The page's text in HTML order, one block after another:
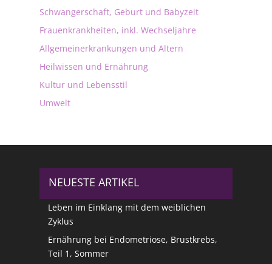
Schwangerschaft, Geburt und Babyzeit
Frauenkrankheiten, inkl. Wechseljahre
Allgemeinerkrankungen und Altern
Heilwissen und Ernährung
Kultur und Lebensstil
Umwelt
NEUESTE ARTIKEL
Leben im Einklang mit dem weiblichen
Zyklus
Ernährung bei Endometriose, Brustkrebs,
Teil 1, Sommer